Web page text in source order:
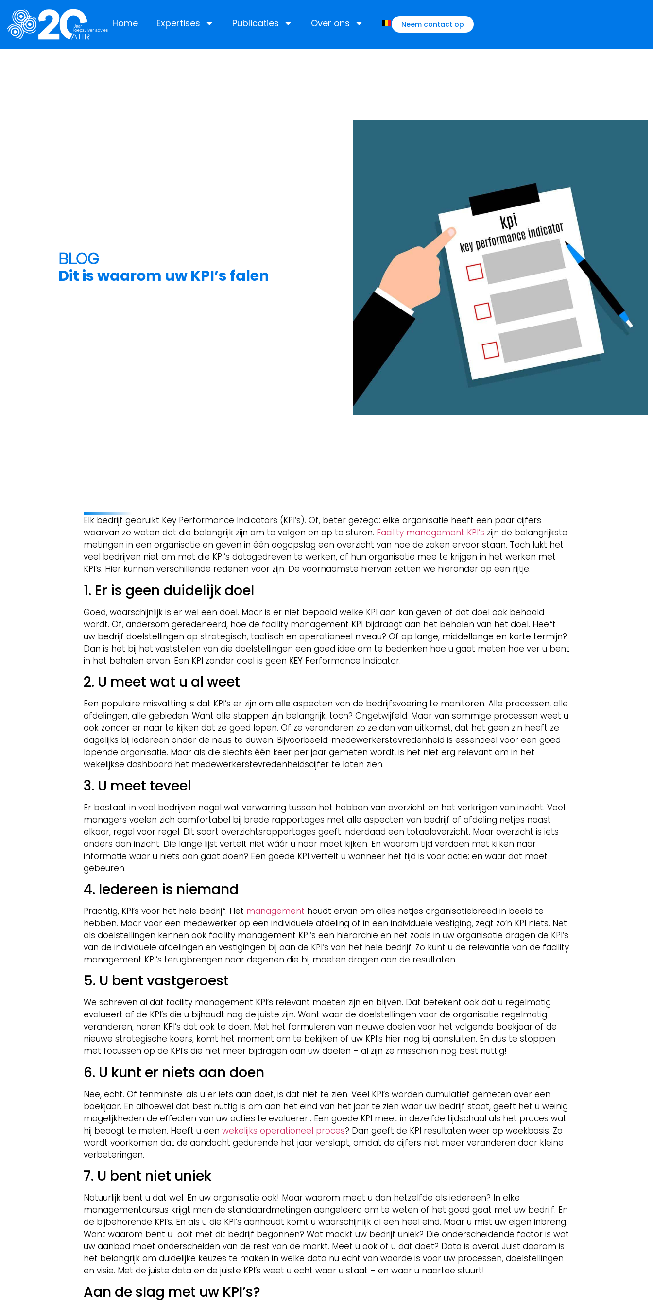
Home Expertises Publicaties Over ons Neem contact op
BLOG
Dit is waarom uw KPI’s falen
Elk bedrijf gebruikt Key Performance Indicators (KPI’s). Of, beter gezegd: elke organisatie heeft een paar cijfers
waarvan ze weten dat die belangrijk zijn om te volgen en op te sturen. Facility management KPI’s zijn de belangrijkste
metingen in een organisatie en geven in één oogopslag een overzicht van hoe de zaken ervoor staan. Toch lukt het
veel bedrijven niet om met die KPI’s datagedreven te werken, of hun organisatie mee te krijgen in het werken met
KPI’s. Hier kunnen verschillende redenen voor zijn. De voornaamste hiervan zetten we hieronder op een rijtje.
1. Er is geen duidelijk doel
Goed, waarschijnlijk is er wel een doel. Maar is er niet bepaald welke KPI aan kan geven of dat doel ook behaald
wordt. Of, andersom geredeneerd, hoe de facility management KPI bijdraagt aan het behalen van het doel. Heeft
uw bedrijf doelstellingen op strategisch, tactisch en operationeel niveau? Of op lange, middellange en korte termijn?
Dan is het bij het vaststellen van die doelstellingen een goed idee om te bedenken hoe u gaat meten hoe ver u bent
in het behalen ervan. Een KPI zonder doel is geen KEY Performance Indicator.
2. U meet wat u al weet
Een populaire misvatting is dat KPI’s er zijn om alle aspecten van de bedrijfsvoering te monitoren. Alle processen, alle
afdelingen, alle gebieden. Want alle stappen zijn belangrijk, toch? Ongetwijfeld. Maar van sommige processen weet u
ook zonder er naar te kijken dat ze goed lopen. Of ze veranderen zo zelden van uitkomst, dat het geen zin heeft ze
dagelijks bij iedereen onder de neus te duwen. Bijvoorbeeld: medewerkerstevredenheid is essentieel voor een goed
lopende organisatie. Maar als die slechts één keer per jaar gemeten wordt, is het niet erg relevant om in het
wekelijkse dashboard het medewerkerstevredenheidscijfer te laten zien.
3. U meet teveel
Er bestaat in veel bedrijven nogal wat verwarring tussen het hebben van overzicht en het verkrijgen van inzicht. Veel
managers voelen zich comfortabel bij brede rapportages met alle aspecten van bedrijf of afdeling netjes naast
elkaar, regel voor regel. Dit soort overzichtsrapportages geeft inderdaad een totaaloverzicht. Maar overzicht is iets
anders dan inzicht. Die lange lijst vertelt niet wáár u naar moet kijken. En waarom tijd verdoen met kijken naar
informatie waar u niets aan gaat doen? Een goede KPI vertelt u wanneer het tijd is voor actie; en waar dat moet
gebeuren.
4. Iedereen is niemand
Prachtig, KPI’s voor het hele bedrijf. Het management houdt ervan om alles netjes organisatiebreed in beeld te
hebben. Maar voor een medewerker op een individuele afdeling of in een individuele vestiging, zegt zo’n KPI niets. Net
als doelstellingen kennen ook facility management KPI’s een hiërarchie en net zoals in uw organisatie dragen de KPI’s
van de individuele afdelingen en vestigingen bij aan de KPI’s van het hele bedrijf. Zo kunt u de relevantie van de facility
management KPI’s terugbrengen naar degenen die bij moeten dragen aan de resultaten.
5. U bent vastgeroest
We schreven al dat facility management KPI’s relevant moeten zijn en blijven. Dat betekent ook dat u regelmatig
evalueert of de KPI’s die u bijhoudt nog de juiste zijn. Want waar de doelstellingen voor de organisatie regelmatig
veranderen, horen KPI’s dat ook te doen. Met het formuleren van nieuwe doelen voor het volgende boekjaar of de
nieuwe strategische koers, komt het moment om te bekijken of uw KPI’s hier nog bij aansluiten. En dus te stoppen
met focussen op de KPI’s die niet meer bijdragen aan uw doelen – al zijn ze misschien nog best nuttig!
6. U kunt er niets aan doen
Nee, echt. Of tenminste: als u er iets aan doet, is dat niet te zien. Veel KPI’s worden cumulatief gemeten over een
boekjaar. En alhoewel dat best nuttig is om aan het eind van het jaar te zien waar uw bedrijf staat, geeft het u weinig
mogelijkheden de effecten van uw acties te evalueren. Een goede KPI meet in dezelfde tijdschaal als het proces wat
hij beoogt te meten. Heeft u een wekelijks operationeel proces? Dan geeft de KPI resultaten weer op weekbasis. Zo
wordt voorkomen dat de aandacht gedurende het jaar verslapt, omdat de cijfers niet meer veranderen door kleine
verbeteringen.
7. U bent niet uniek
Natuurlijk bent u dat wel. En uw organisatie ook! Maar waarom meet u dan hetzelfde als iedereen? In elke
managementcursus krijgt men de standaardmetingen aangeleerd om te weten of het goed gaat met uw bedrijf. En
de bijbehorende KPI’s. En als u die KPI’s aanhoudt komt u waarschijnlijk al een heel eind. Maar u mist uw eigen inbreng.
Want waarom bent u ooit met dit bedrijf begonnen? Wat maakt uw bedrijf uniek? Die onderscheidende factor is wat
uw aanbod moet onderscheiden van de rest van de markt. Meet u ook of u dat doet? Data is overal. Juist daarom is
het belangrijk om duidelijke keuzes te maken in welke data nu echt van waarde is voor uw processen, doelstellingen
en visie. Met de juiste data en de juiste KPI’s weet u echt waar u staat – en waar u naartoe stuurt!
Aan de slag met uw KPI’s?